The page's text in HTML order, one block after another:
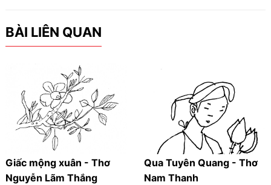
BÀI LIÊN QUAN
Giấc mộng xuân - Thơ
Nguyễn Lãm Thắng
Qua Tuyên Quang - Thơ
Nam Thanh